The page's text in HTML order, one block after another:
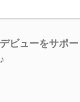
ビューをサポ